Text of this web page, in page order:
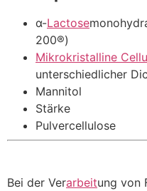
α-Lactose
200®)
Mikrokristalline
unterschiedlicher
Mannitol
Stärke
Pulvercellulose
Bei der Verarbeitung von